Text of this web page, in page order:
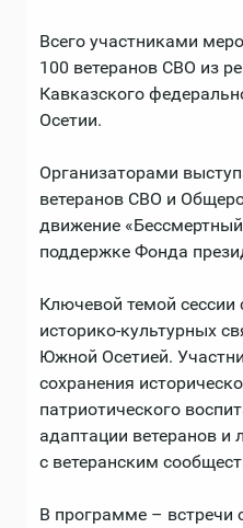
Всего участниками
100 ветеранов СВО из
Кавказского
Осетии.
Организаторами
ветеранов СВО и
движение
поддержке Фонда
Ключевой темой сессии
историко-культурных
Южной Осетией.
сохранения
патриотического
адаптации ветеранов и
с ветеранским
В программе – встречи